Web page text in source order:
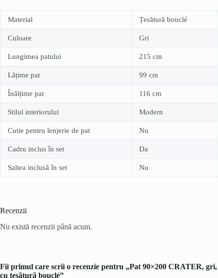
Material Țesătură bouclé
Culoare Gri
Lungimea patului 215 cm
Lățime pat 99 cm
Înălțime pat 116 cm
Stilul interiorului Modern
Cutie pentru lenjerie de pat Nu
Cadru inclus în set Da
Saltea inclusă în set Nu
Recenzii
Nu există recenzii până acum.
Fii primul care scrii o recenzie pentru „Pat 90×200 CRATER, gri,
cu țesătură bouclé”